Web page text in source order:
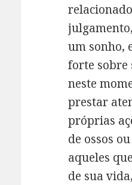
um sonho,
forte sobre
neste
prestar
próprias
de ossos
aqueles
de sua